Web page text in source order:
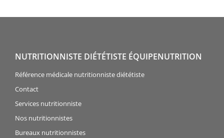
NUTRITIONNISTE DIÉTÉTISTE ÉQUIPENUTRITION
Référence médicale nutritionniste diététiste
Contact
Services nutritionniste
Nos nutritionnistes
Bureaux nutritionnistes